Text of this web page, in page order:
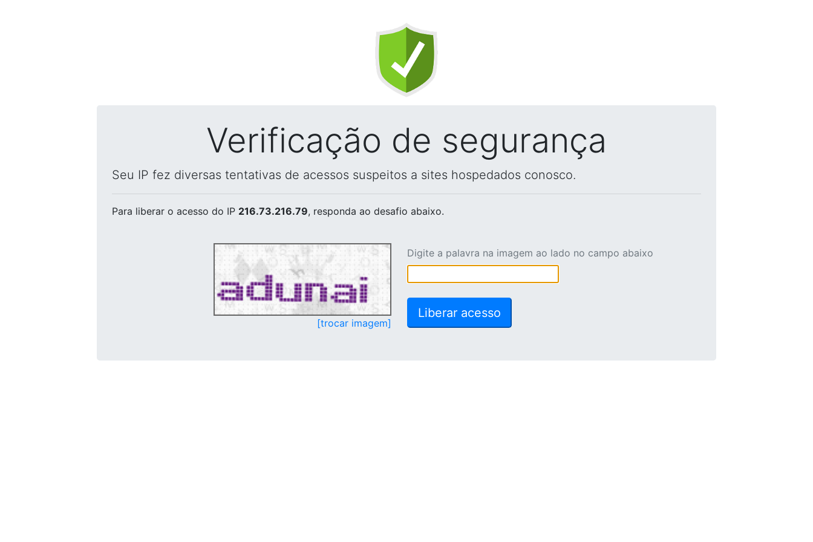
Verificação de segurança
Seu IP fez diversas tentativas de acessos suspeitos a sites hospedados conosco.
Para liberar o acesso do IP 216.73.216.79, responda ao desafio abaixo.
[trocar imagem]
Digite a palavra na imagem ao lado no campo abaixo